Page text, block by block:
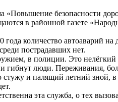
«Повышение безопасности
в районной газете
количество автоаварий на
пострадавших нет.
в полиции. Это
люди. Переживания,
и палящий летний
эта служба, о тех